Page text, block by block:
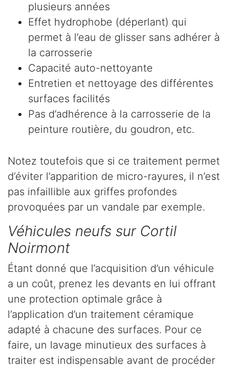
plusieurs années
Effet hydrophobe (déperlant) qui
permet à l’eau de glisser sans adhérer à
la carrosserie
Capacité auto-nettoyante
Entretien et nettoyage des différentes
surfaces facilités
Pas d’adhérence à la carrosserie de la
peinture routière, du goudron, etc.
Notez toutefois que si ce traitement permet
d’éviter l’apparition de micro-rayures, il n’est
pas infaillible aux griffes profondes
provoquées par un vandale par exemple.
Véhicules neufs sur Cortil
Noirmont
Étant donné que l’acquisition d’un véhicule
a un coût, prenez les devants en lui offrant
une protection optimale grâce à
l’application d’un traitement céramique
adapté à chacune des surfaces. Pour ce
faire, un lavage minutieux des surfaces à
traiter est indispensable avant de procéder